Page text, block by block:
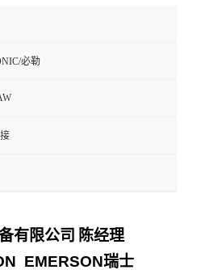
必勒
有限公司 陈经理
EMERSON瑞士